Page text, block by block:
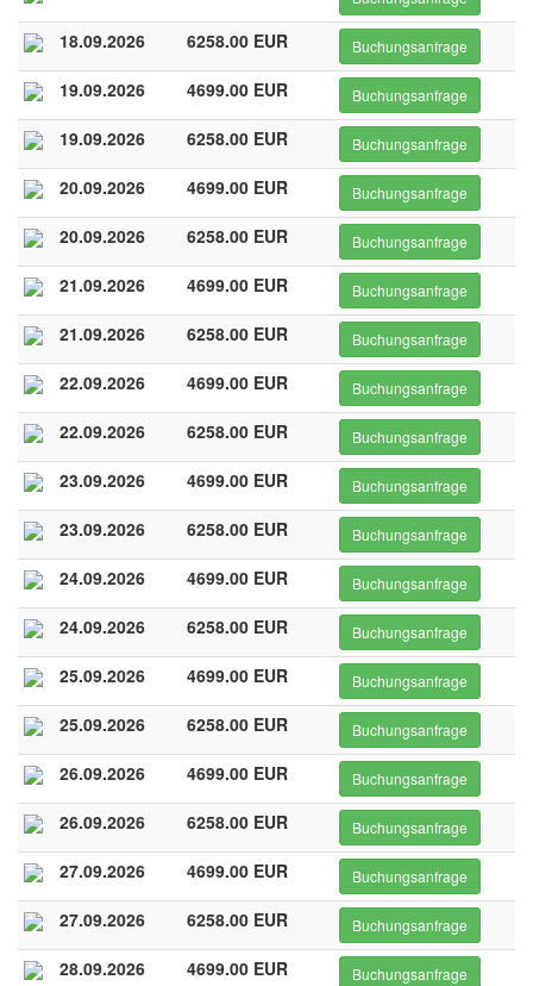
18.09.2026 6258.00 EUR Buchungsanfrage
19.09.2026 4699.00 EUR Buchungsanfrage
19.09.2026 6258.00 EUR Buchungsanfrage
20.09.2026 4699.00 EUR Buchungsanfrage
20.09.2026 6258.00 EUR Buchungsanfrage
21.09.2026 4699.00 EUR Buchungsanfrage
21.09.2026 6258.00 EUR Buchungsanfrage
22.09.2026 4699.00 EUR Buchungsanfrage
22.09.2026 6258.00 EUR Buchungsanfrage
23.09.2026 4699.00 EUR Buchungsanfrage
23.09.2026 6258.00 EUR Buchungsanfrage
24.09.2026 4699.00 EUR Buchungsanfrage
24.09.2026 6258.00 EUR Buchungsanfrage
25.09.2026 4699.00 EUR Buchungsanfrage
25.09.2026 6258.00 EUR Buchungsanfrage
26.09.2026 4699.00 EUR Buchungsanfrage
26.09.2026 6258.00 EUR Buchungsanfrage
27.09.2026 4699.00 EUR Buchungsanfrage
27.09.2026 6258.00 EUR Buchungsanfrage
28.09.2026 4699.00 EUR Buchungsanfrage